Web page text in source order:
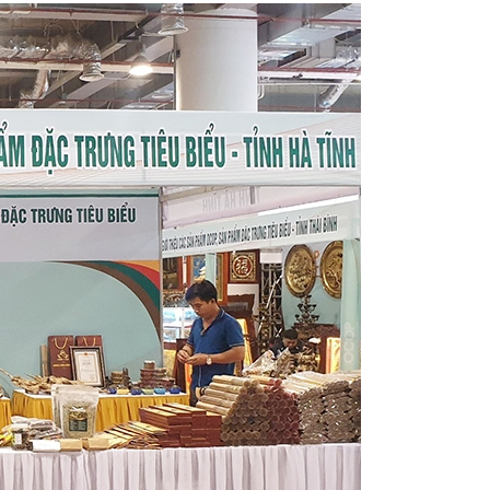
Quảng Tây, Trung Quốc
Chủ tịch Quốc hội Vương Đình Huệ
LIỆU NỔ CÔNG NGHIỆP NĂM 2026
Hà Tĩnh thông báo điều
khéo năm 2024
Costa Rica trở thành quốc gia thứ 73 công nhận
chất lượng công tác tham mưu, phục vụ của văn phòng cấp ủy
Công ty TNHH MTV Vận hành hệ thống điện và thị trường điện Quốc
Quyền của người tiêu dùng Việt Nam năm 2025
Công ty Điện lực Hà Tĩnh tăng hiệu suất kinh doanh nhờ ứng dụng
Thu 2025
Bộ Công Thương chốt lộ trình cung ứng xăng E10
hàng công nghiệp nông thôn tiêu biểu khu vực phía Bắc năm
CĐN Công Thương Hà Tĩnh: Chương trình “Tết sum vầy – Xuân
đặc trưng của Hà Tĩnh tham gia Hội chợ mùa Thu năm 2025
hướng, nhiệm vụ trọng tâm Quý II năm 2025
giải pháp thúc đẩy kinh tế tuần hoàn, sản xuất và tiêu dùng bền
Thương: Kiểm tra toàn diện tại các Công đoàn cơ sở trực thuộc
thị trường tiêu thụ cho sản phẩm OCOP Hà Tĩnh
đồng ở huyện miền núi Hà Tĩnh
Tập trung cao cho các nhiệm
lần thứ III, nhiệm kỳ 2020 - 2025
HÀ TĨNH: TIẾP NHẬN NGUYÊN
nghiệp, đảm bảo hàng hóa Tết Nguyên đán năm 2024
đề quan trọng, dự thảo Chương trình hành động thực hiện
ra từ 19/11
Hà Tĩnh tham gia trưng bày, giới thiệu gần 50 sản
Hồ Nam Tengchi
Tổ chức giải bóng chuyền hơi chào
Tô Lâm gặp Tổng thống Hoa Kỳ Joe Biden
THỰC TRẠNG VÀ GIẢI
đề án sắp xếp huyện, xã theo quy định cũ
Hôm nay (22/5), khai
Cạnh tranh Quốc gia và Đại sứ quán Liên hiệp Vương quốc Anh
tích cực hưởng ứng “Tuần lễ Áo dài” năm 2024